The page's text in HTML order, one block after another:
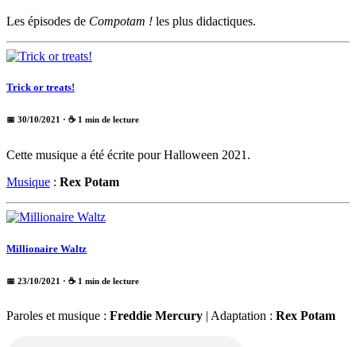
Les épisodes de Compotam ! les plus didactiques.
Trick or treats!
📅 30/10/2021 · ☕ 1 min de lecture
Cette musique a été écrite pour Halloween 2021.
Musique : Rex Potam
Millionaire Waltz
📅 23/10/2021 · ☕ 1 min de lecture
Paroles et musique : Freddie Mercury | Adaptation : Rex Potam